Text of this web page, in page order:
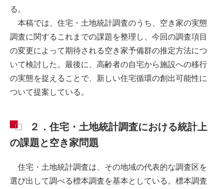
る。
本稿では、住宅・土地統計調査のうち、空き家の実態
調査に関するこれまでの課題を整理し、今回の調査項目
の変更によって期待される空き家予備群の推定方法につ
いて検討した。最後に、高齢者の自宅から施設への移行
の実態を捉えることで、新しい住宅循環の創出可能性に
ついて提案している。
２．住宅・土地統計調査における統計上
の課題と空き家問題
住宅・土地統計調査は、その地域の代表的な調査区を
選び出して調べる標本調査を基本としている。標本調査